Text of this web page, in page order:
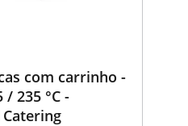
com carrinho -
235 °C -